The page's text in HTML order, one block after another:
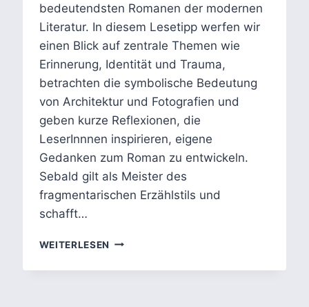
bedeutendsten Romanen der modernen
Literatur. In diesem Lesetipp werfen wir
einen Blick auf zentrale Themen wie
Erinnerung, Identität und Trauma,
betrachten die symbolische Bedeutung
von Architektur und Fotografien und
geben kurze Reflexionen, die
LeserInnnen inspirieren, eigene
Gedanken zum Roman zu entwickeln.
Sebald gilt als Meister des
fragmentarischen Erzählstils und
schafft…
WEITERLESEN AUSTERLITZ
W. G. SEBALD